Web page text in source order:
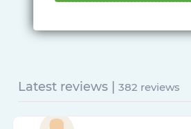
Latest reviews | 382 reviews